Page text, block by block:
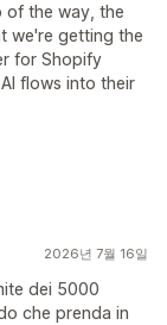
of the way, the
we're getting the
for Shopify
flows into their
2026년 7월 16일
dei 5000
che prenda in